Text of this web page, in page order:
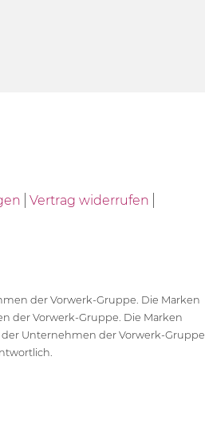
Vertrag widerrufen
der Vorwerk-Gruppe. Die Marken
der Vorwerk-Gruppe. Die Marken
Unternehmen der Vorwerk-Gruppe